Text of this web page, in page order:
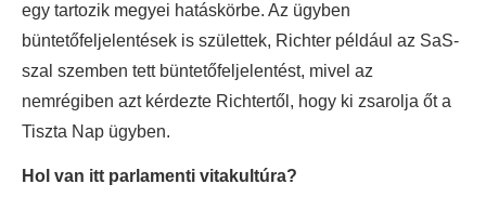
egy tartozik megyei hatáskörbe. Az ügyben
büntetőfeljelentések is születtek, Richter például az SaS-
szal szemben tett büntetőfeljelentést, mivel az
nemrégiben azt kérdezte Richtertől, hogy ki zsarolja őt a
Tiszta Nap ügyben.
Hol van itt parlamenti vitakultúra?